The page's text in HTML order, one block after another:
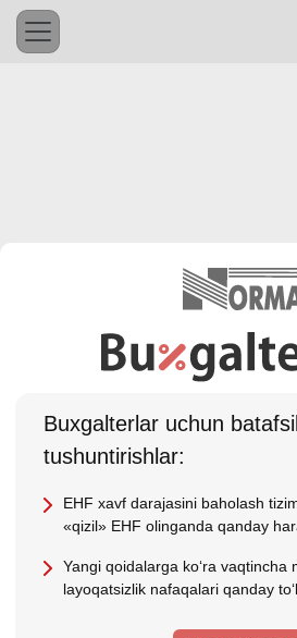
Buхgalterlar uchun batafsil
tushuntirishlar:
EHF хavf darajasini baholash
«qizil» EHF olinganda qanday
Yangi qoidalarga koʻra vaqtincha
layoqatsizlik nafaqalari qanday